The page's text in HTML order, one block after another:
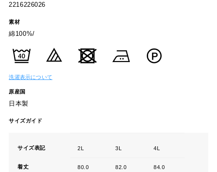
2216226026
素材
綿100%/
洗濯表示について
原産国
日本製
サイズガイド
サイズ表記 2L 3L 4L
着丈 80.0 82.0 84.0